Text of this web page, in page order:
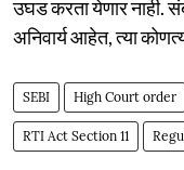
उघड करता येणार नाही.
अनिवार्य आहेत, त्या
SEBI High Court order
RTI Act Section 11